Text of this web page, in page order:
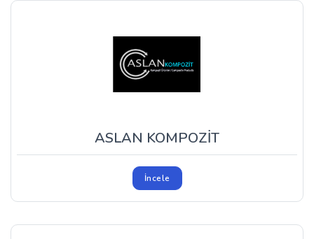
ASLAN KOMPOZİT
İncele